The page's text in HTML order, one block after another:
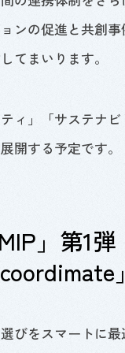
ンの促進と共創
てまいります。
ィ」「サステナ
開する予定です。
」第1
びをスマートに